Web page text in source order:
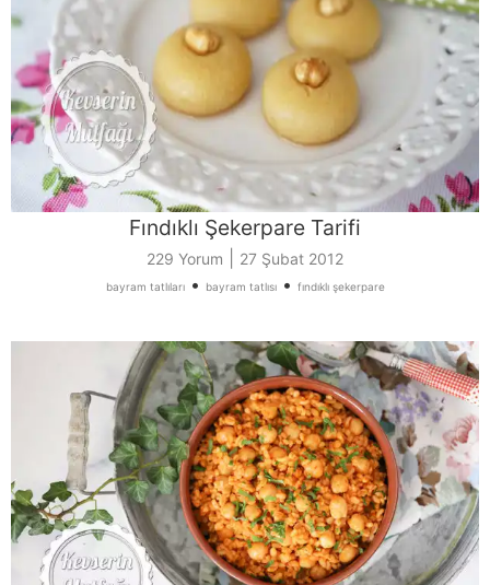
Fındıklı Şekerpare Tarifi
229 Yorum 27 Şubat 2012
bayram tatlıları• bayram tatlısı• fındıklı şekerpare